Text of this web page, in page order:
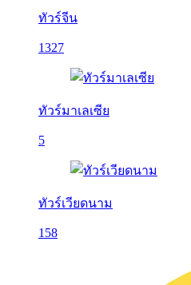
ทัวร์จีน
1327
ทัวร์มาเลเซีย
5
ทัวร์เวียดนาม
158